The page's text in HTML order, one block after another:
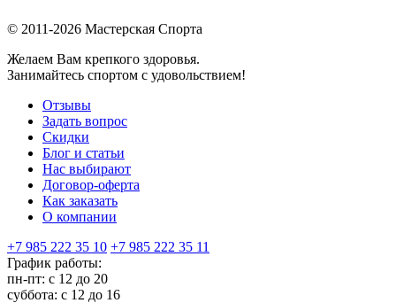
© 2011-2026 Мастерская Спорта
Желаем Вам крепкого здоровья.
Занимайтесь спортом с удовольствием!
Отзывы
Задать вопрос
Скидки
Блог и статьи
Нас выбирают
Договор-оферта
Как заказать
О компании
+7 985 222 35 10 +7 985 222 35 11
График работы:
пн-пт: с 12 до 20
суббота: c 12 до 16